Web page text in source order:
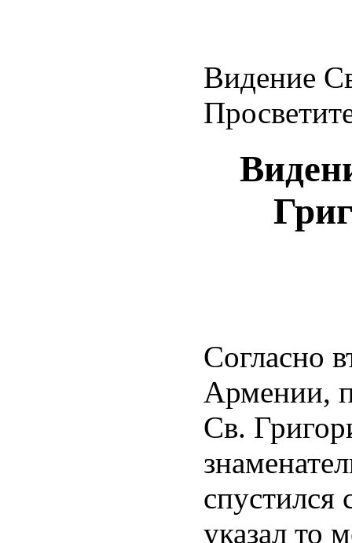
Видение
Согласно
Армении,
Св.
спустился
указал то